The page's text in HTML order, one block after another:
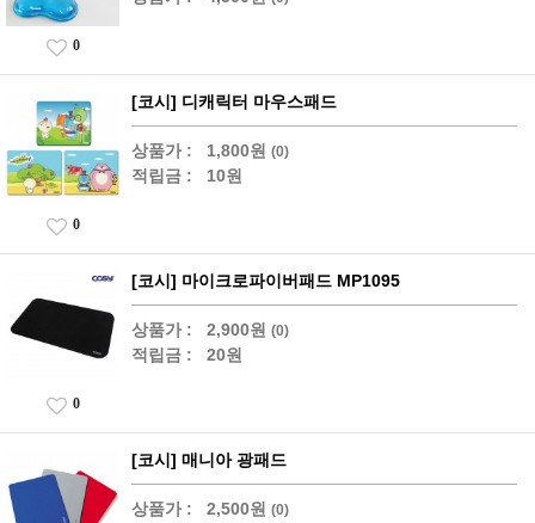
0
[코시] 디캐릭터 마우스패드
상품가 : 1,800원 (0)
적립금 : 10원
0
[코시] 마이크로파이버패드 MP1095
상품가 : 2,900원 (0)
적립금 : 20원
0
[코시] 매니아 광패드
상품가 : 2,500원 (0)